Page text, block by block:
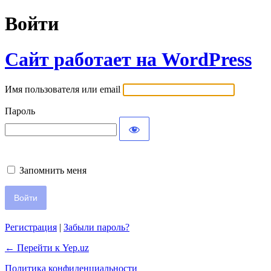
Войти
Сайт работает на WordPress
Имя пользователя или email
Пароль
Запомнить меня
Регистрация | Забыли пароль?
← Перейти к Yep.uz
Политика конфиденциальности